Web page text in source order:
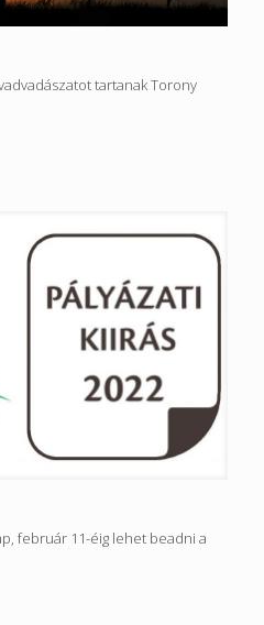
tartanak Torony
február 11-éig lehet beadni a